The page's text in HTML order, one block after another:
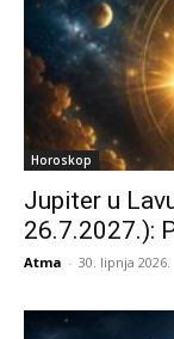
Horoskop
Jupiter u
26.7.2027.):
Atma - 30. lipnja 2026.